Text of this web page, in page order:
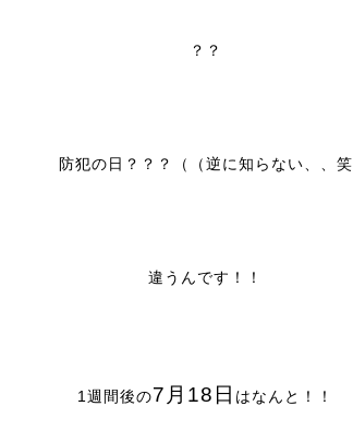
？？
防犯の日？？？（（逆に知らない、、笑
違うんです！！
1週間後の7月18日 はなんと！！